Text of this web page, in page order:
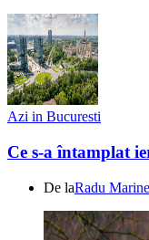
Azi in Bucuresti
Ce s-a întamplat
De laRadu